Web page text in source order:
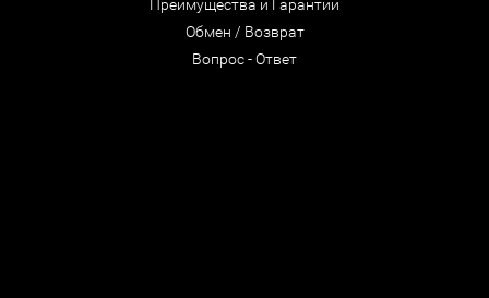
Преимущества и Гарантии
Обмен / Возврат
Вопрос - Ответ